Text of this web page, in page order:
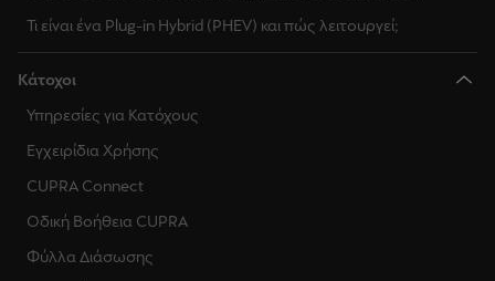
Τι είναι ένα Plug-in Hybrid (PHEV) και πώς λειτουργεί;
Κάτοχοι
Υπηρεσίες για Κατόχους
Εγχειρίδια Χρήσης
CUPRA Connect
Οδική Βοήθεια CUPRA
Φύλλα Διάσωσης